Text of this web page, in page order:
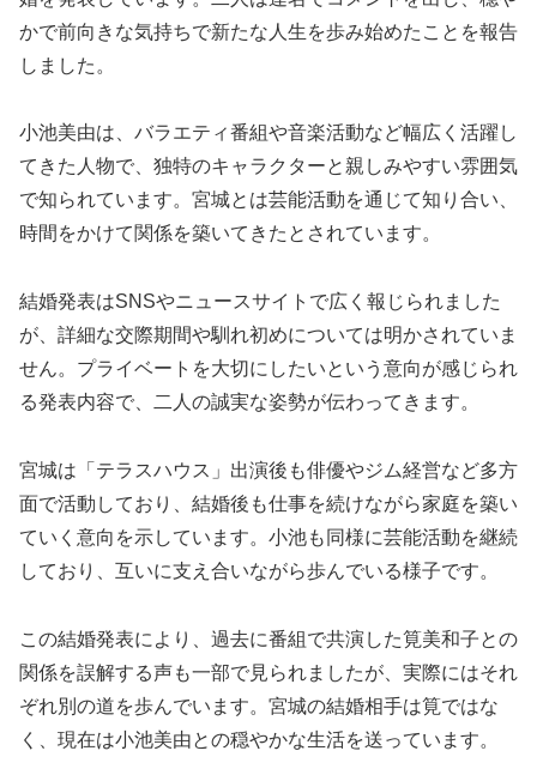
かで前向きな気持ちで新たな人生を歩み始めたことを報告
しました。
小池美由は、バラエティ番組や音楽活動など幅広く活躍し
てきた人物で、独特のキャラクターと親しみやすい雰囲気
で知られています。宮城とは芸能活動を通じて知り合い、
時間をかけて関係を築いてきたとされています。
結婚発表はSNSやニュースサイトで広く報じられました
が、詳細な交際期間や馴れ初めについては明かされていま
せん。プライベートを大切にしたいという意向が感じられ
る発表内容で、二人の誠実な姿勢が伝わってきます。
宮城は「テラスハウス」出演後も俳優やジム経営など多方
面で活動しており、結婚後も仕事を続けながら家庭を築い
ていく意向を示しています。小池も同様に芸能活動を継続
しており、互いに支え合いながら歩んでいる様子です。
この結婚発表により、過去に番組で共演した筧美和子との
関係を誤解する声も一部で見られましたが、実際にはそれ
ぞれ別の道を歩んでいます。宮城の結婚相手は筧ではな
く、現在は小池美由との穏やかな生活を送っています。